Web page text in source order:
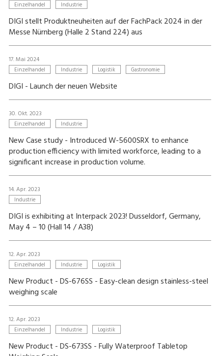
Einzelhandel Industrie
DIGI stellt Produktneuheiten auf der FachPack 2024 in der
Messe Nürnberg (Halle 2 Stand 224) aus
17. Mai 2024
Einzelhandel Industrie Logistik Gastronomie
DIGI - Launch der neuen Website
30. Okt. 2023
Einzelhandel Industrie
New Case study - Introduced W-5600SRX to enhance
production efficiency with limited workforce, leading to a
significant increase in production volume.
14. Apr. 2023
Industrie
DIGI is exhibiting at Interpack 2023! Dusseldorf, Germany,
May 4 – 10 (Hall 14 / A38)
12. Apr. 2023
Einzelhandel Industrie Logistik
New Product - DS-676SS - Easy-clean design stainless-steel
weighing scale
12. Apr. 2023
Einzelhandel Industrie Logistik
New Product - DS-673SS - Fully Waterproof Tabletop